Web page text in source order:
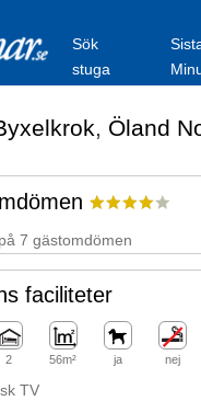
Sök
stuga
, Öland
7 gästomdömen
faciliteter
2 56m² ja nej
TV